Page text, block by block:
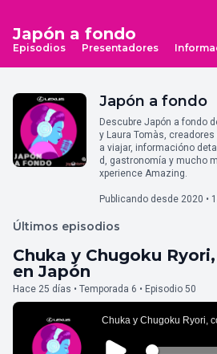
Japón a fondo
Episodios Presentadores
Japón a fondo
Descubre Japón a fondo
y Laura Tomàs,
a viajar, informacióno
d, gastronomía y mucho
xperience Amazing.
Publicando desde 2020 •
Últimos episodios
Chuka y Chugoku
en Japón
Hace 25 días • Temporada 6 • Episodio 50